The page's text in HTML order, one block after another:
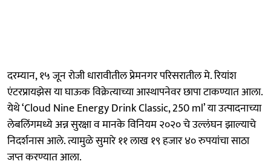
दरम्यान, १५ जून रोजी धारावीतील प्रेमनगर परिसरातील मे. रियांश
एंटरप्रायझेस या घाऊक विक्रेत्याच्या आस्थापनेवर छापा टाकण्यात आला.
येथे ‘Cloud Nine Energy Drink Classic, 250 ml’ या उत्पादनाच्या
लेबलिंगमध्ये अन्न सुरक्षा व मानके विनियम २०२० चे उल्लंघन झाल्याचे
निदर्शनास आले. त्यामुळे सुमारे ११ लाख १९ हजार ४० रुपयांचा साठा
जप्त करण्यात आला.